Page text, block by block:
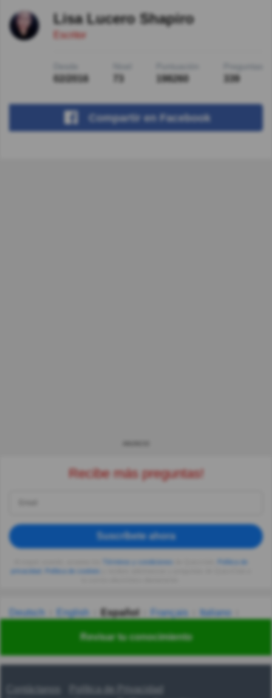
Revisar tu conocimiento
Lisa Lucero Shapiro
Escritor
02/2016 198260 339
Compartir en Facebook
Recibe más preguntas!
Suscríbete ahora
privacidad
Deutsch English Español Français
Italiano
Українська हिन्दी 한국어 汉语
Contáctanos
Política de Privacidad